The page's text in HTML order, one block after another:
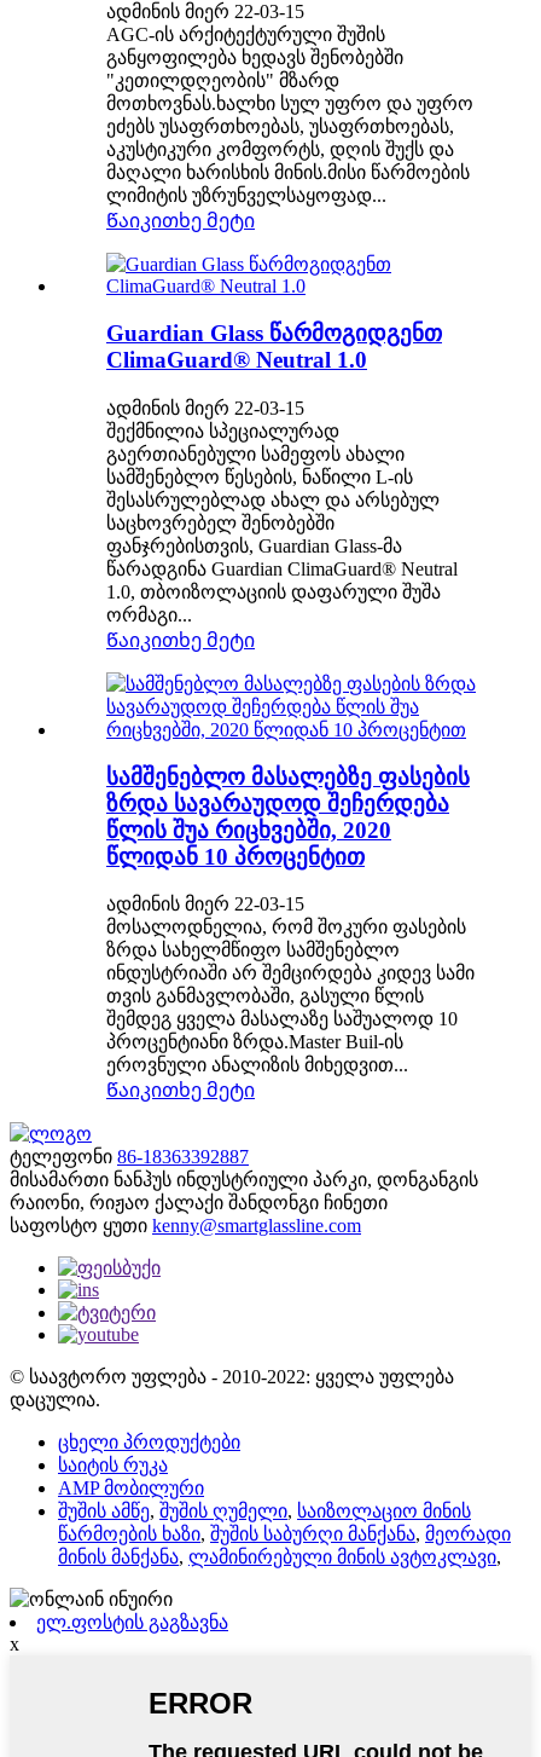
ადმინის მიერ 22-03-15
AGC-ის არქიტექტურული შუშის
განყოფილება ხედავს შენობებში
"კეთილდღეობის" მზარდ
მოთხოვნას.ხალხი სულ უფრო და უფრო
ეძებს უსაფრთხოებას, უსაფრთხოებას,
აკუსტიკური კომფორტს, დღის შუქს და
მაღალი ხარისხის მინის.მისი წარმოების
ლიმიტის უზრუნველსაყოფად...
Წაიკითხე მეტი
Guardian Glass წარმოგიდგენთ
ClimaGuard® Neutral 1.0
ადმინის მიერ 22-03-15
შექმნილია სპეციალურად
გაერთიანებული სამეფოს ახალი
სამშენებლო წესების, ნაწილი L-ის
შესასრულებლად ახალ და არსებულ
საცხოვრებელ შენობებში
ფანჯრებისთვის, Guardian Glass-მა
წარადგინა Guardian ClimaGuard® Neutral
1.0, თბოიზოლაციის დაფარული შუშა
ორმაგი...
Წაიკითხე მეტი
სამშენებლო მასალებზე ფასების
ზრდა სავარაუდოდ შეჩერდება
წლის შუა რიცხვებში, 2020
წლიდან 10 პროცენტით
ადმინის მიერ 22-03-15
მოსალოდნელია, რომ შოკური ფასების
ზრდა სახელმწიფო სამშენებლო
ინდუსტრიაში არ შემცირდება კიდევ სამი
თვის განმავლობაში, გასული წლის
შემდეგ ყველა მასალაზე საშუალოდ 10
პროცენტიანი ზრდა.Master Buil-ის
ეროვნული ანალიზის მიხედვით...
Წაიკითხე მეტი
ტელეფონი 86-18363392887
მისამართი ნანჰუს ინდუსტრიული პარკი, დონგანგის
რაიონი, რიჟაო ქალაქი შანდონგი ჩინეთი
საფოსტო ყუთი kenny@smartglassline.com
© საავტორო უფლება - 2010-2022: ყველა უფლება
დაცულია.
ცხელი პროდუქტები
საიტის რუკა
AMP მობილური
შუშის ამწე, შუშის ღუმელი, საიზოლაციო მინის
წარმოების ხაზი, შუშის საბურღი მანქანა, მეორადი
მინის მანქანა, ლამინირებული მინის ავტოკლავი,
ელ.ფოსტის გაგზავნა
x